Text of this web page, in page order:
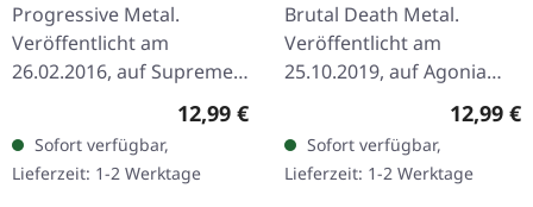
Progressive Metal.
Veröffentlicht am
26.02.2016, auf Supreme
Chaos Records. Limitierte
Hinreißender Avantgarde
Black Metal mit…
Regulärer Preis:
12,99 €
Sofort verfügbar,
Lieferzeit: 1-2 Werktage
Brutal Death Metal.
Veröffentlicht am
25.10.2019, auf Agonia
Records. CD im Jewelcase.
Das italienische Death-
Metal-Kraftpaket Hour Of
Penance…
12,99 €
Sofort verfügbar,
Lieferzeit: 1-2 Werktage